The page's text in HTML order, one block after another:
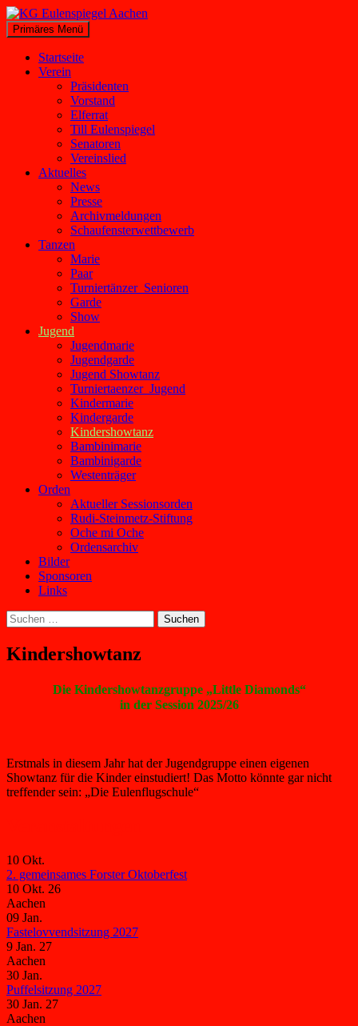
Zum
Inhalt
springen
KG Eulenspiegel Aachen
Suchen
Primäres Menü
Startseite
Verein
Präsidenten
Vorstand
Elferrat
Till Eulenspiegel
Senatoren
Vereinslied
Aktuelles
News
Presse
Archivmeldungen
Schaufensterwettbewerb
Tanzen
Marie
Paar
Turniertänzer_Senioren
Garde
Show
Jugend
Jugendmarie
Jugendgarde
Jugend Showtanz
Turniertaenzer_Jugend
Kindermarie
Kindergarde
Kindershowtanz
Bambinimarie
Bambinigarde
Westenträger
Orden
Aktueller Sessionsorden
Rudi-Steinmetz-Stiftung
Oche mi Oche
Ordensarchiv
Bilder
Sponsoren
Links
Suchen
nach:
Kindershowtanz
Die Kindershowtanzgruppe „Little Diamonds“
in der Session 2025/26
Erstmals in diesem Jahr hat der Jugendgruppe einen eigenen
Showtanz für die Kinder einstudiert! Das Motto könnte gar nicht
treffender sein: „Die Eulenflugschule“
10 Okt.
2. gemeinsames Forster Oktoberfest
10 Okt. 26
Aachen
09 Jan.
Fastelovvendsitzung 2027
9 Jan. 27
Aachen
30 Jan.
Puffelsitzung 2027
30 Jan. 27
Aachen